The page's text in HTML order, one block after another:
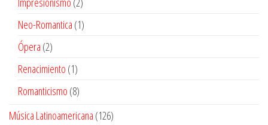
productos
Neo-Romantica 11
Ópera 22
productos
Renacimiento 11
producto
Romanticismo 88
Música Latinoamericana 126126